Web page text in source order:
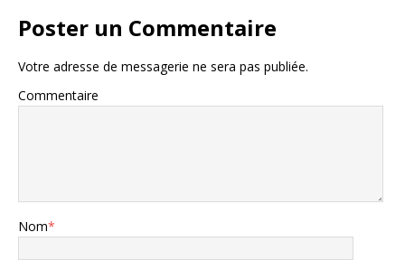
Poster un Commentaire
Votre adresse de messagerie ne sera pas publiée.
Commentaire
Nom*